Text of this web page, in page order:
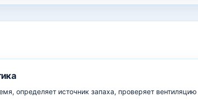
определяет источник запаха, проверяет